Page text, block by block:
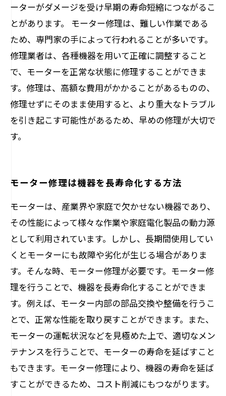
ーターがダメージを受け早期の寿命短縮につながるこ
とがあります。 モーター修理は、難しい作業である
ため、専門家の手によって行われることが多いです。
修理業者は、各種機器を用いて正確に調整すること
で、モーターを正常な状態に修理することができま
す。修理は、高額な費用がかかることがあるものの、
修理せずにそのまま使用すると、より重大なトラブル
を引き起こす可能性があるため、早めの修理が大切で
す。
モーター修理は機器を長寿命化する方法
モーターは、産業界や家庭で欠かせない機器であり、
その性能によって様々な作業や家庭電化製品の動力源
として利用されています。しかし、長期間使用してい
くとモーターにも故障や劣化が生じる場合がありま
す。そんな時、モーター修理が必要です。モーター修
理を行うことで、機器を長寿命化することができま
す。例えば、モーター内部の部品交換や整備を行うこ
とで、正常な性能を取り戻すことができます。また、
モーターの運転状況などを見極めた上で、適切なメン
テナンスを行うことで、モーターの寿命を延ばすこと
もできます。モーター修理により、機器の寿命を延ば
すことができるため、コスト削減にもつながります。